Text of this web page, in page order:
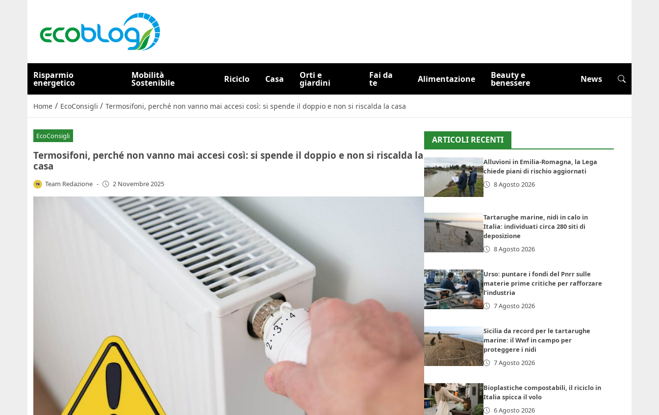
Risparmio
energetico
Mobilità
Sostenibile Riciclo Casa Orti e
giardini
Fai da
te Alimentazione Beauty e
benessere News
Home / EcoConsigli / Termosifoni, perché non vanno mai accesi così: si spende il doppio e non si riscalda la casa
EcoConsigli
Termosifoni, perché non vanno mai accesi così: si spende il doppio e non si riscalda la
casa
Team Redazione - 2 Novembre 2025
ARTICOLI RECENTI
Alluvioni in Emilia-Romagna, la Lega
chiede piani di rischio aggiornati
8 Agosto 2026
Tartarughe marine, nidi in calo in
Italia: individuati circa 280 siti di
deposizione
8 Agosto 2026
Urso: puntare i fondi del Pnrr sulle
materie prime critiche per rafforzare
l’industria
7 Agosto 2026
Sicilia da record per le tartarughe
marine: il Wwf in campo per
proteggere i nidi
7 Agosto 2026
Bioplastiche compostabili, il riciclo in
Italia spicca il volo
6 Agosto 2026